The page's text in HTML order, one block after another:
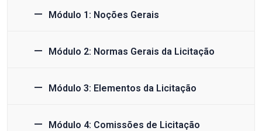
Módulo 1: Noções Gerais
Módulo 2: Normas Gerais da Licitação
Módulo 3: Elementos da Licitação
Módulo 4: Comissões de Licitação